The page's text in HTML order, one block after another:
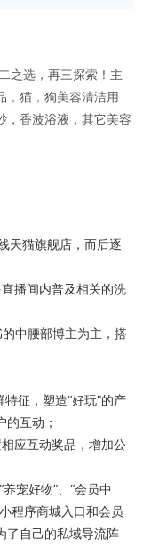
之选，再三探索！主
，猫，狗美容清洁用
，香波浴液，其它美容
天猫旗舰店，而后逐
播间内普及相关的洗
中腰部博主为主，搭
特征，塑造“好玩”的产
互动；
应互动奖品，增加公
宠好物”、“会员中
程序商城入口和会员
了自己的私域导流阵